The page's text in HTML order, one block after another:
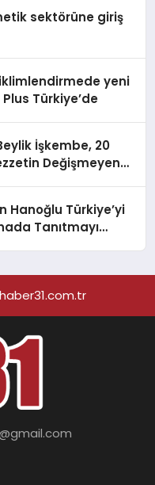
sektörüne giriş
iklimlendirmede yeni
Türkiye’de
İşkembe, 20
Değişmeyen
Hanoğlu Türkiye’yi
Tanıtmayı